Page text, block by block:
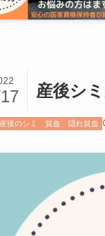
産後シ
産後のシミ 貧血 隠れ貧血